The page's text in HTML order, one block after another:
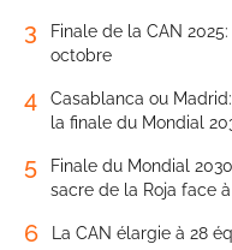
3
Finale de la CAN
octobre
4
Casablanca ou
la finale du Mondial
5
Finale du Mondial
sacre de la Roja face
6 La CAN élargie à 28